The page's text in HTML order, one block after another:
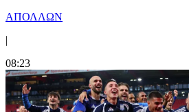
ΑΠΟΛΛΩΝ
|
08:23